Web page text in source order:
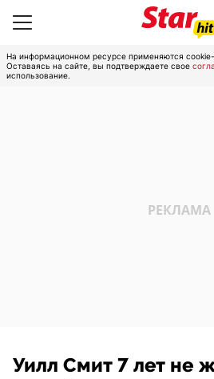
На информационном ресурсе применяются
Оставаясь на сайте, вы подтверждаете свое
использование.
Уилл Смит 7 лет не